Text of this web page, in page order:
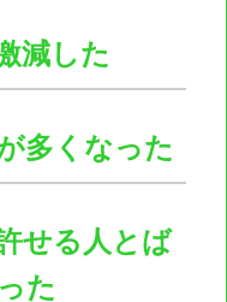
減した
多くなった
せる人とば
た